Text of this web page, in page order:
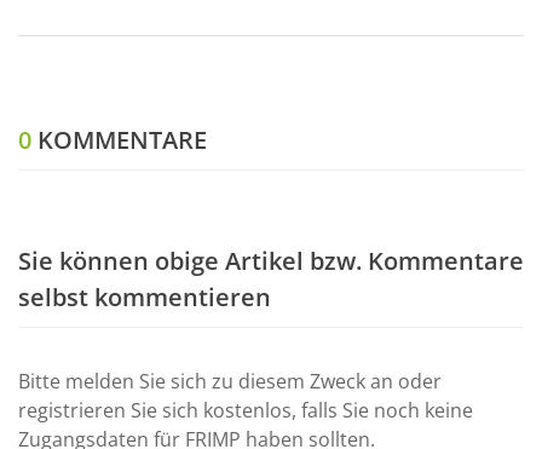
0 KOMMENTARE
Sie können obige Artikel bzw. Kommentare
selbst kommentieren
Bitte melden Sie sich zu diesem Zweck an oder
registrieren Sie sich kostenlos, falls Sie noch keine
Zugangsdaten für FRIMP haben sollten.